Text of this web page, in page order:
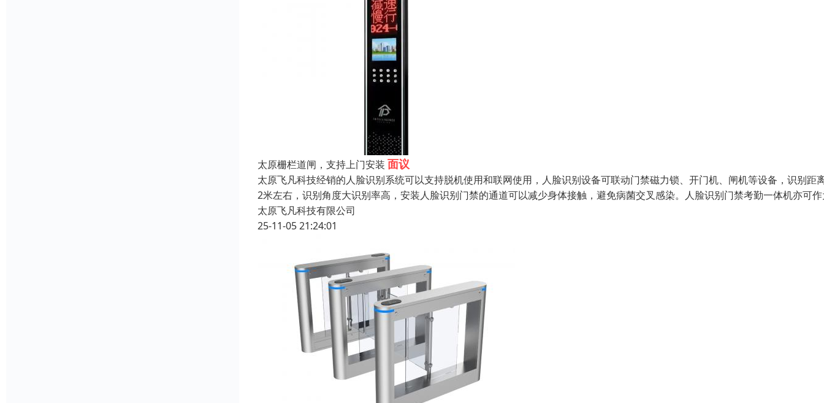
太原栅栏道闸，支持上门安装 面议
太原飞凡科技经销的人脸识别系统可以支持脱机使用和联网使用，人脸识别设备可联动门禁磁力锁、开门机、闸机等设备，识别距
2米左右，识别角度大识别率高，安装人脸识别门禁的通道可以减少身体接触，避免病菌交叉感染。人脸识别门禁考勤一体机亦可
太原飞凡科技有限公司
25-11-05 21:24:01